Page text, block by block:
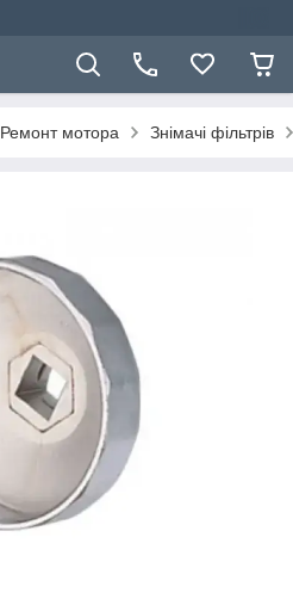
Ремонт мотора Знімачі фільтрів